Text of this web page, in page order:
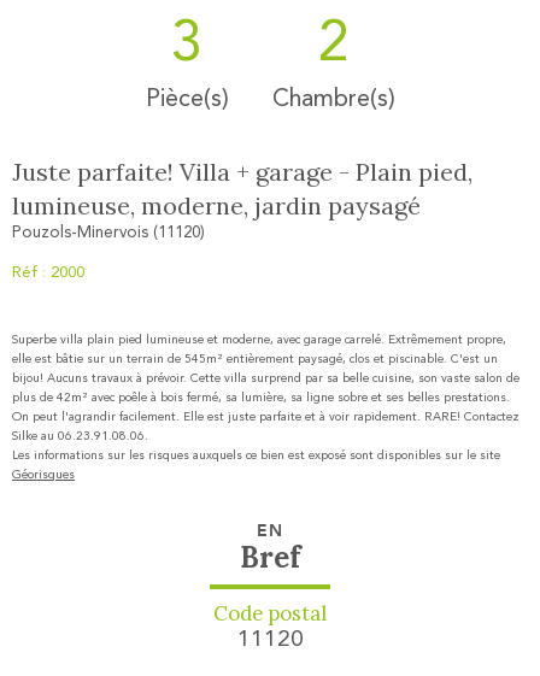
3
Pièce(s)
2
Chambre(s)
Juste parfaite! Villa + garage - Plain pied,
lumineuse, moderne, jardin paysagé
Pouzols-Minervois (11120)
Réf : 2000
Superbe villa plain pied lumineuse et moderne, avec garage carrelé. Extrêmement propre,
elle est bâtie sur un terrain de 545m² entièrement paysagé, clos et piscinable. C'est un
bijou! Aucuns travaux à prévoir. Cette villa surprend par sa belle cuisine, son vaste salon de
plus de 42m² avec poêle à bois fermé, sa lumière, sa ligne sobre et ses belles prestations.
On peut l'agrandir facilement. Elle est juste parfaite et à voir rapidement. RARE! Contactez
Silke au 06.23.91.08.06.
Les informations sur les risques auxquels ce bien est exposé sont disponibles sur le site
Géorisques
EN
Bref
Code postal
11120